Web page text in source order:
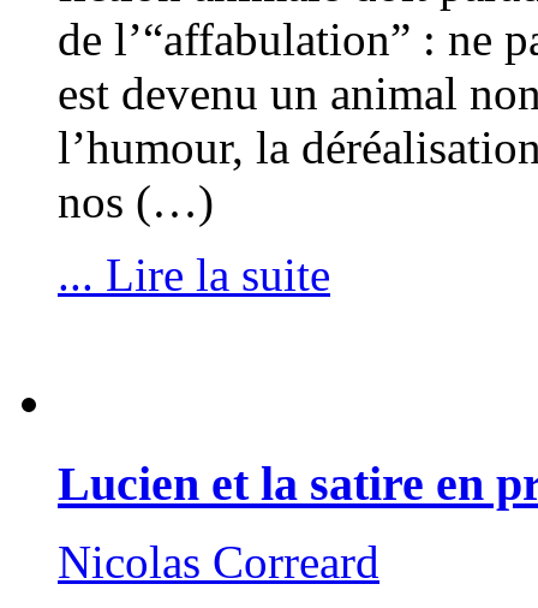
de l’“affabulation” : ne
est devenu un animal
l’humour, la
nos (…)
... Lire la suite
Lucien et la satire en
Nicolas Correard